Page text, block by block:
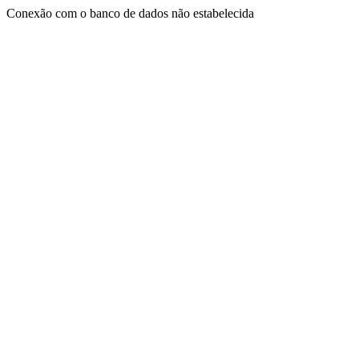
Conexão com o banco de dados não estabelecida